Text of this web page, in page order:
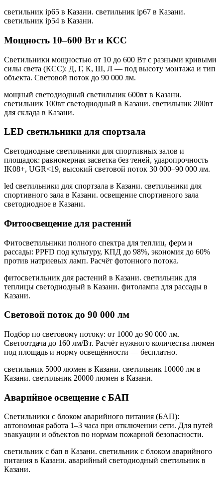
светильник ip65 в Казани. светильник ip67 в Казани.
светильник ip54 в Казани.
Мощность 10–600 Вт и КСС
Светильники мощностью от 10 до 600 Вт с разными кривыми
силы света (КСС): Д, Г, К, Ш, Л — под высоту монтажа и тип
объекта. Световой поток до 90 000 лм.
мощный светодиодный светильник 600вт в Казани.
светильник 100вт светодиодный в Казани. светильник 200вт
для склада в Казани.
LED светильники для спортзала
Светодиодные светильники для спортивных залов и
площадок: равномерная засветка без теней, ударопрочность
IK08+, UGR<19, высокий световой поток 30 000–90 000 лм.
led светильники для спортзала в Казани. светильники для
спортивного зала в Казани. освещение спортивного зала
светодиодное в Казани.
Фитоосвещение для растений
Фитосветильники полного спектра для теплиц, ферм и
рассады: PPFD под культуру, КПД до 98%, экономия до 60%
против натриевых ламп. Расчёт фотонного потока.
фитосветильник для растений в Казани. светильник для
теплицы светодиодный в Казани. фитолампа для рассады в
Казани.
Световой поток до 90 000 лм
Подбор по световому потоку: от 1000 до 90 000 лм.
Светоотдача до 160 лм/Вт. Расчёт нужного количества люмен
под площадь и норму освещённости — бесплатно.
светильник 5000 люмен в Казани. светильник 10000 лм в
Казани. светильник 20000 люмен в Казани.
Аварийное освещение с БАП
Светильники с блоком аварийного питания (БАП):
автономная работа 1–3 часа при отключении сети. Для путей
эвакуации и объектов по нормам пожарной безопасности.
светильник с бап в Казани. светильник с блоком аварийного
питания в Казани. аварийный светодиодный светильник в
Казани.